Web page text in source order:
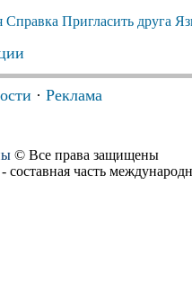
Справка Пригласить друга
· Реклама
© Все права защищены
часть